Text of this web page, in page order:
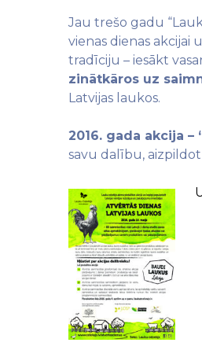
Jau trešo gadu
vienas dienas akcijai
tradīciju – iesākt
zinātkāros uz
Latvijas laukos.
2016. gada akcija
savu dalību, aizpildot